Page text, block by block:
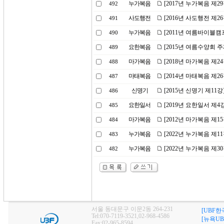
492 누가복음 [2017년 누가복음 제
491 사도행전 [2016년 사도행전 제
490 누가복음 [2011년 여름바이블
489 요한복음 [2015년 여름수양회
488 마가복음 [2018년 마가복음 제
487 마태복음 [2014년 마태복음 제
486 신명기 [2015년 신명기 제11
485 요한일서 [2019년 요한일서 제4
484 마가복음 [2012년 마가복음 제
483 누가복음 [2022년 누가복음 제
482 누가복음 [2022년 누가복음 제
서울 동대문구 이문2동 264-231
Tel:070-7119-3521,02-968-4586
[UBF한
[뉴욕